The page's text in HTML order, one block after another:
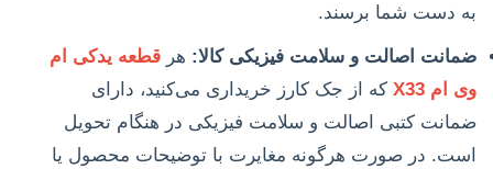
به دست شما برسند.
ضمانت اصالت و سلامت فیزیکی کالا: هر قطعه یدکی ام
وی ام X33
که از جک کارز خریداری می‌کنید، دارای
ضمانت کتبی اصالت و سلامت فیزیکی در هنگام تحویل
است. در صورت هرگونه مغایرت با توضیحات محصول یا